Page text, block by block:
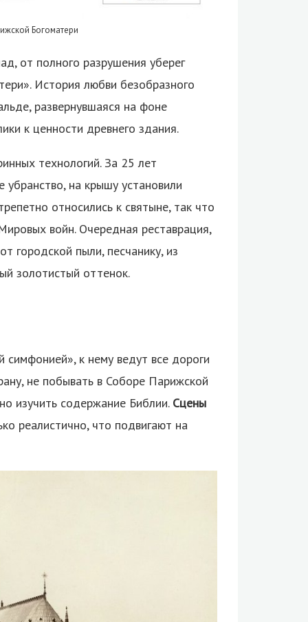
Богоматери
от полного разрушения уберег
История любви безобразного
развернувшаяся на фоне
к ценности древнего здания.
технологий. За 25 лет
убранство, на крышу установили
относились к святыне, так что
войн. Очередная реставрация,
городской пыли, песчанику, из
золотистый оттенок.
симфонией», к нему ведут все дороги
не побывать в Соборе Парижской
изучить содержание Библии. Сцены
реалистично, что подвигают на